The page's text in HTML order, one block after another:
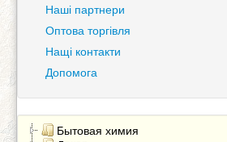
Наші партнери
Оптова торгівля
Нащі контакти
Допомога
Бытовая химия